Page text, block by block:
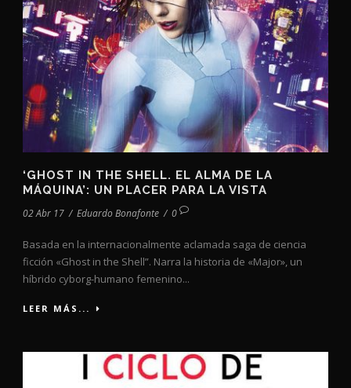
‘GHOST IN THE SHELL. EL ALMA DE LA
MÁQUINA’: UN PLACER PARA LA VISTA
02 Abr 17 / Eduardo Bonafonte / 0
Basada en la internacionalmente aclamada saga de ciencia
ficción «Ghost in the Shell”. Narra la historia de «Major», un
híbrido cyborg-humano femenino...
LEER MÁS...